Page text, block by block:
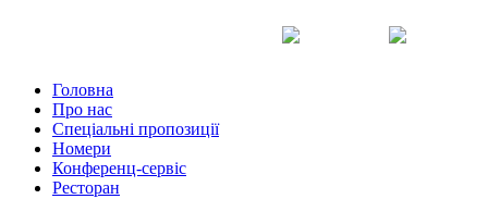
Головна
Про нас
Спеціальні пропозиції
Номери
Конференц-сервіс
Ресторан